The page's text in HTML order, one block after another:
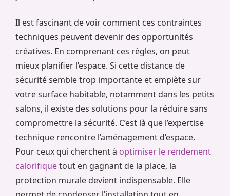
Il est fascinant de voir comment ces contraintes
techniques peuvent devenir des opportunités
créatives. En comprenant ces règles, on peut
mieux planifier l’espace. Si cette distance de
sécurité semble trop importante et empiète sur
votre surface habitable, notamment dans les petits
salons, il existe des solutions pour la réduire sans
compromettre la sécurité. C’est là que l’expertise
technique rencontre l’aménagement d’espace.
Pour ceux qui cherchent à optimiser le rendement
calorifiquetout en gagnant de la place, la
protection murale devient indispensable. Elle